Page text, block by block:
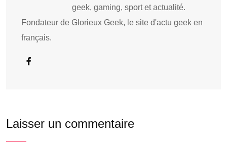
geek, gaming, sport et actualité.
Fondateur de Glorieux Geek, le site d'actu geek en
français.
Laisser un commentaire